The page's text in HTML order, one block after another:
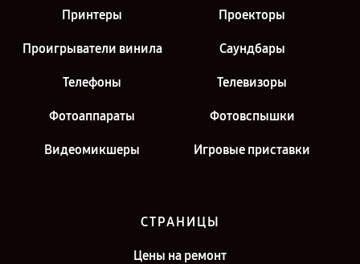
Принтеры Проекторы
Проигрыватели винила Саундбары
Телефоны Телевизоры
Фотоаппараты Фотовспышки
Видеомикшеры Игровые приставки
СТРАНИЦЫ
Цены на ремонт